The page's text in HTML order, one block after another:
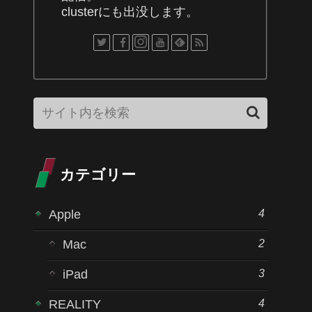
clusterにも出没します。
カテゴリー
Apple 4
Mac 2
iPad 3
REALITY 4